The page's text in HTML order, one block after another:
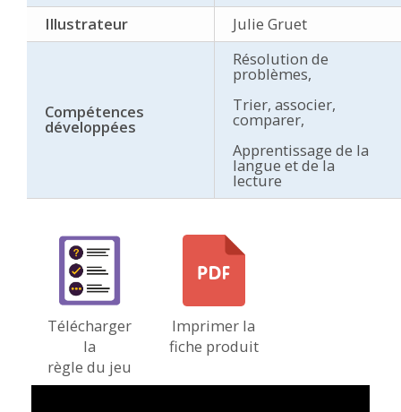
Illustrateur
Julie Gruet
Compétences
développées
Résolution de
problèmes,
Trier, associer,
comparer,
Apprentissage de la
langue et de la
lecture
Télécharger
la
règle du jeu
Imprimer la
fiche produit